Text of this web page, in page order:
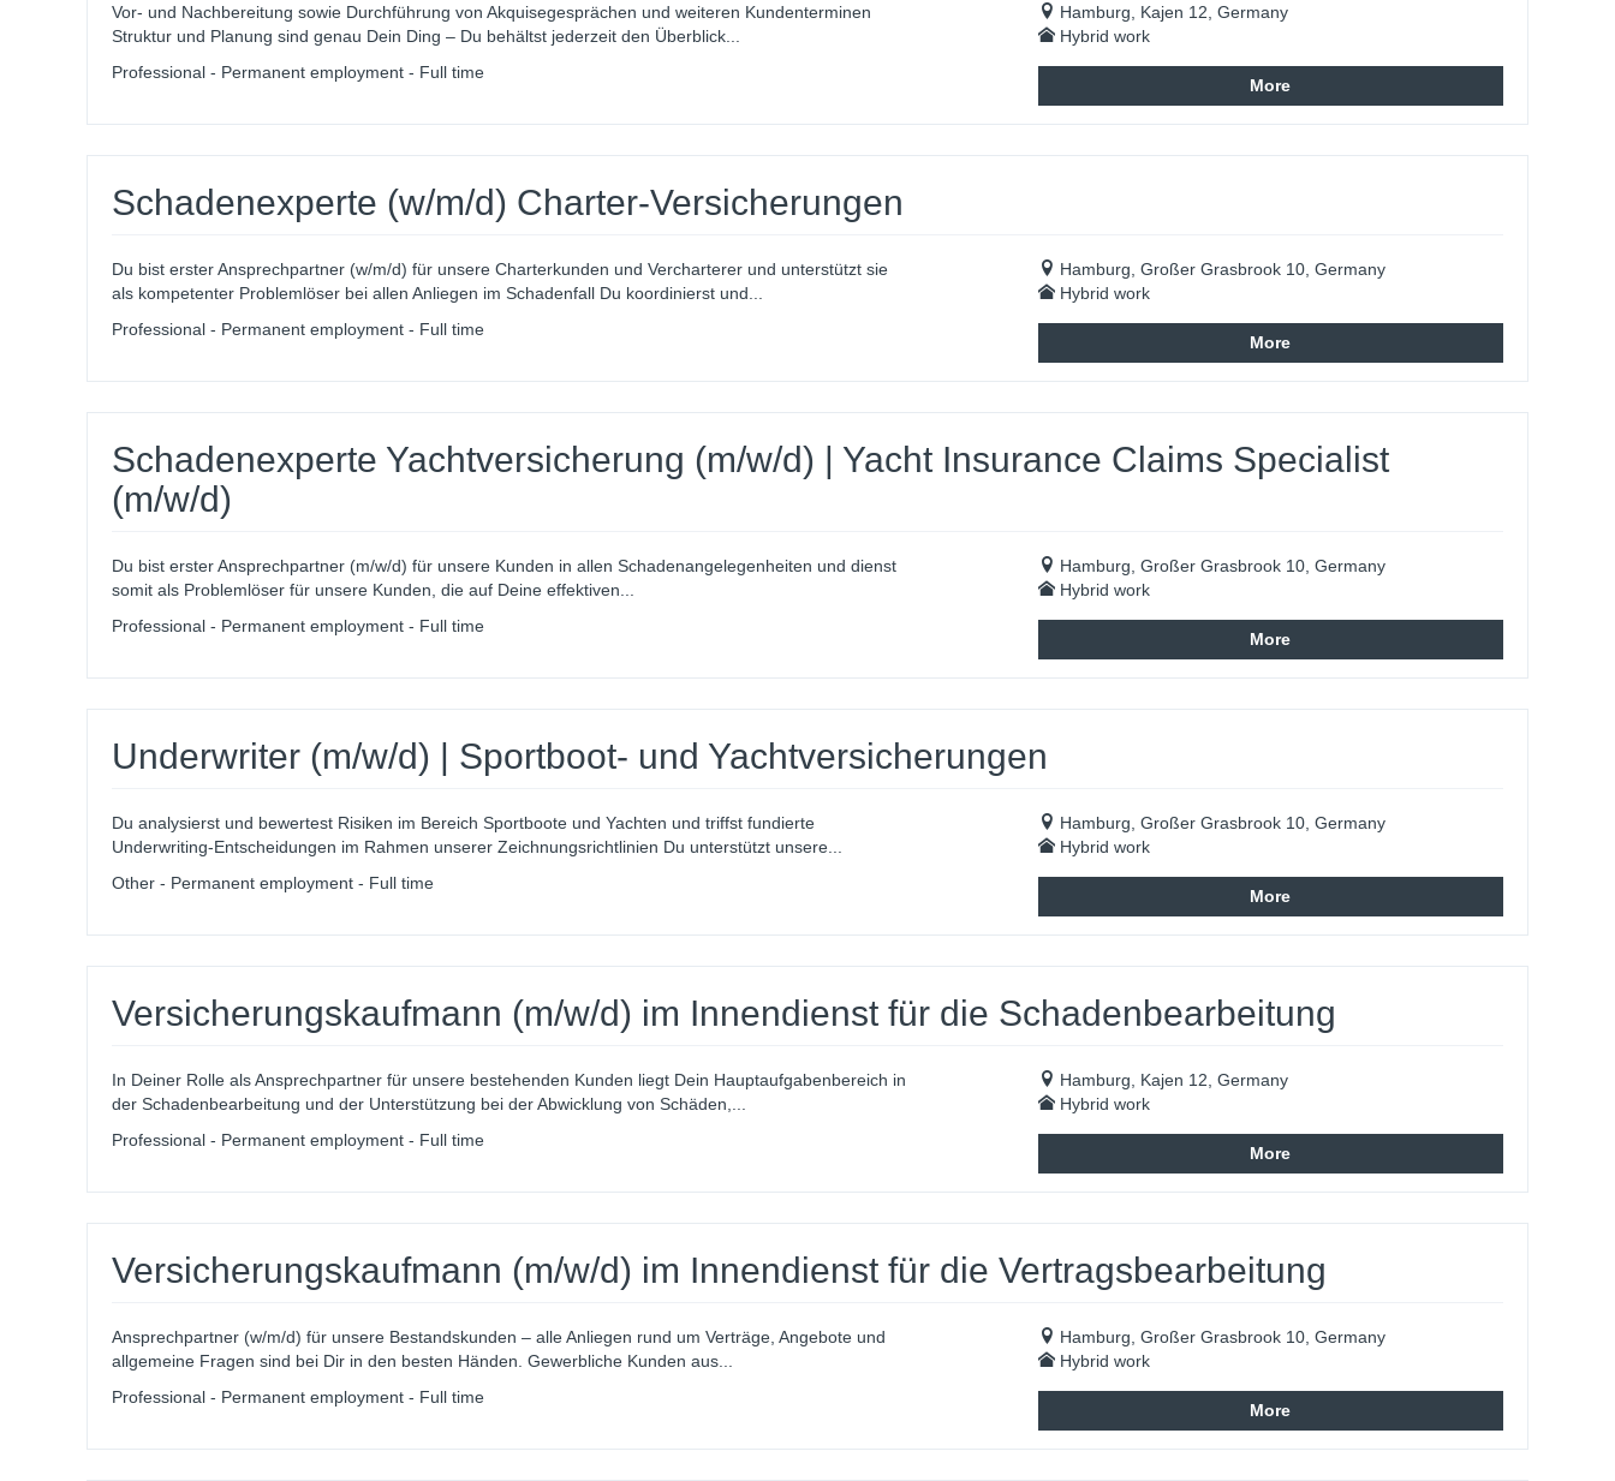
Vor- und Nachbereitung sowie Durchführung von Akquisegesprächen und weiteren Kundenterminen
Struktur und Planung sind genau Dein Ding – Du behältst jederzeit den Überblick...
Professional - Permanent employment - Full time
Hamburg, Kajen 12, Germany
Hybrid work
More
Schadenexperte (w/m/d) Charter-Versicherungen
Du bist erster Ansprechpartner (w/m/d) für unsere Charterkunden und Vercharterer und unterstützt sie
als kompetenter Problemlöser bei allen Anliegen im Schadenfall Du koordinierst und...
Professional - Permanent employment - Full time
Hamburg, Großer Grasbrook 10, Germany
Hybrid work
More
Schadenexperte Yachtversicherung (m/w/d) | Yacht Insurance Claims Specialist
(m/w/d)
Du bist erster Ansprech­partner (m/w/d) für unsere Kunden in allen Schaden­angelegen­heiten und dienst
somit als Problemlöser für unsere Kunden, die auf Deine effektiven...
Professional - Permanent employment - Full time
Hamburg, Großer Grasbrook 10, Germany
Hybrid work
More
Underwriter (m/w/d) | Sportboot- und Yachtversicherungen
Du analysierst und bewertest Risiken im Bereich Sportboote und Yachten und triffst fundierte
Underwriting-Entscheidungen im Rahmen unserer Zeichnungsrichtlinien Du unterstützt unsere...
Other - Permanent employment - Full time
Hamburg, Großer Grasbrook 10, Germany
Hybrid work
More
Versicherungskaufmann (m/w/d) im Innendienst für die Schadenbearbeitung
In Deiner Rolle als Ansprechpartner für unsere bestehenden Kunden liegt Dein Hauptaufgabenbereich in
der Schadenbearbeitung und der Unterstützung bei der Abwicklung von Schäden,...
Professional - Permanent employment - Full time
Hamburg, Kajen 12, Germany
Hybrid work
More
Versicherungskaufmann (m/w/d) im Innendienst für die Vertragsbearbeitung
Ansprechpartner (w/m/d) für unsere Bestandskunden – alle Anliegen rund um Verträge, Angebote und
allgemeine Fragen sind bei Dir in den besten Händen. Gewerbliche Kunden aus...
Professional - Permanent employment - Full time
Hamburg, Großer Grasbrook 10, Germany
Hybrid work
More